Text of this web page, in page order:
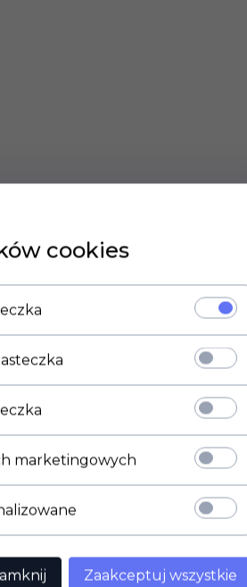
i/lub Tekstu z jednej strony
wartości sentymentalnych.
Dzień Mężczyzny, Dzień
cookies
marketingowych
Zaakceptuj wszystkie